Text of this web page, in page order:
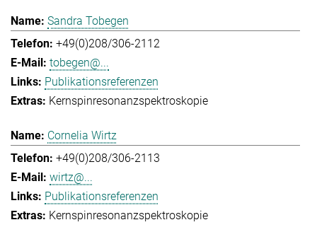
Sandra Tobegen
+49(0)208/306-2112
tobegen@...
Publikationsreferenzen
Kernspinresonanzspektroskopie
Cornelia Wirtz
+49(0)208/306-2113
wirtz@...
Publikationsreferenzen
Kernspinresonanzspektroskopie